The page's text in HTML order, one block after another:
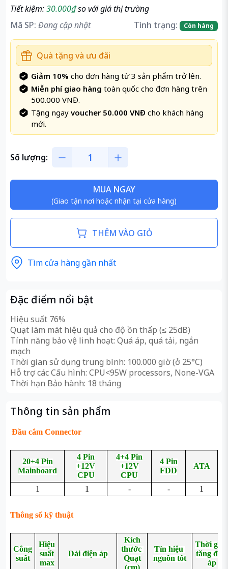
Tiết kiệm:30.000₫so với giá thị trường
Mã SP: Đang cập nhật Tình trạng: Còn hàng
Quà tặng và ưu đãi
Giảm 10% cho đơn hàng từ 3 sản phẩm trở lên.
Miễn phí giao hàng toàn quốc cho đơn hàng trên
500.000 VNĐ.
Tặng ngay voucher 50.000 VNĐ cho khách hàng
mới.
Số lượng:
MUA NGAY
(Giao tận nơi hoặc nhận tại cửa hàng)
THÊM VÀO GIỎ
Tìm cửa hàng gần nhất
Đặc điểm nổi bật
Hiệu suất 76%
Quạt làm mát hiệu quả cho độ ồn thấp (≤ 25dB)
Tính năng bảo vệ linh hoạt: Quá áp, quá tải, ngắn
mạch
Thời gian sử dụng trung bình: 100.000 giờ (ở 25°C)
Hỗ trợ các Cấu hình: CPU<95W processors, None-VGA
Thời hạn Bảo hành: 18 tháng
Thông tin sản phẩm
Đầu cắm Connector
20+4 Pin
Mainboard
4 Pin
+12V
CPU
4+4 Pin
+12V
CPU
4 Pin
FDD
ATA
1 1 - - 1
Thông số kỹ thuật
Công
suất
Hiệu
suất
max
Dải điện áp
Kích
thước
Quạt
Tín hiệu
nguồn tốt
Thời gian
tăng điện
áp